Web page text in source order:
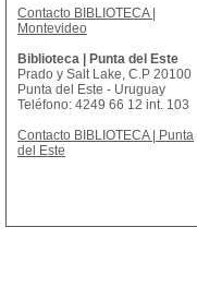
Contacto BIBLIOTECA |
Montevideo
Biblioteca | Punta del Este
Prado y Salt Lake, C.P 20100
Punta del Este - Uruguay
Teléfono: 4249 66 12 int. 103
Contacto BIBLIOTECA | Punta
del Este